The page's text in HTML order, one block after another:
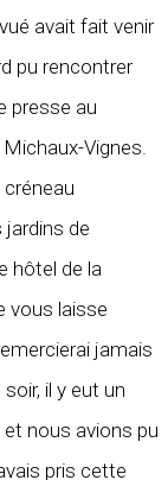
avait fait venir
pu rencontrer
presse au
Vignes.
créneau
jardins de
hôtel de la
vous laisse
jamais
il y eut un
nous avions pu
pris cette